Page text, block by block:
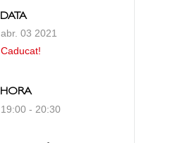
DATA
abr. 03 2021
Caducat!
HORA
19:00 - 20:30